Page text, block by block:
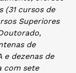
(31 cursos de
Superiores
de
e dezenas de
com sete